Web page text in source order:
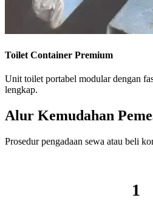
Toilet Container Premium
Unit toilet portabel modular dengan
lengkap.
Alur Kemudahan
Prosedur pengadaan sewa atau beli
1